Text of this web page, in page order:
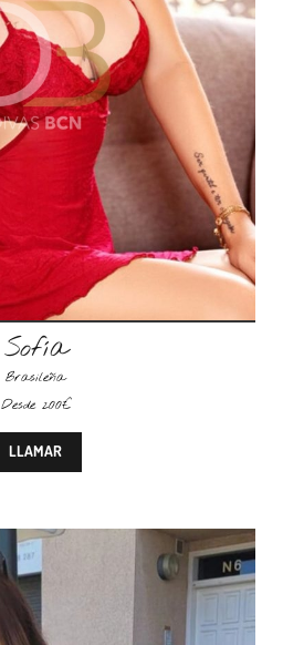
Sofía
Brasileña
Desde 200€
LLAMAR